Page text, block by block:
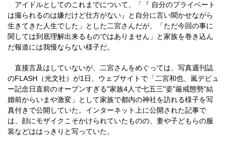
アイドルとしてのこれまでについて、「『 自分のプライベート
は撮られるのは嫌だけど仕方がない』と自分に言い聞かせながら
生きてきた人生でした」とした二宮さんだが、「ただ今回の事に
関しては到底理解出来るものではありません」と家族を巻き込ん
だ報道には我慢ならない様子だ。
直接言及はしていないが、二宮さんをめぐっては、写真週刊誌
のFLASH（光文社）が1日、ウェブサイトで「二宮和也、嵐デビュ
ー記念日直前のオープンすぎる"家族4人で七五三"姿"厳戒態勢"結
婚前からいまや激変」として家族で都内の神社を訪れる様子を写
真付きで公開していた。インターネット上に公開された記事で
は、顔にモザイクこそかけられていたものの、妻や子どもらの服
装などははっきりと写っていた。